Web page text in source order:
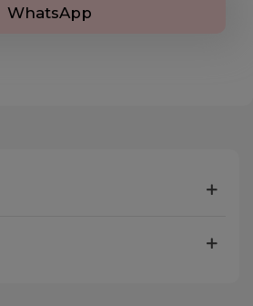
WhatsApp